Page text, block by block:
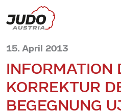
15. April 2013
INFORMATION
KORREKTUR
BEGEGNUNG